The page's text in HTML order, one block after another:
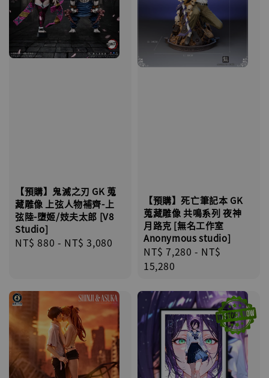
【預購】鬼滅之刃 GK 蒐
藏雕像 上弦人物補齊-上
弦陸-墮姬/妓夫太郎 [V8
Studio]
Regular
NT$ 880 - NT$ 3,080
【預購】死亡筆記本 GK
蒐藏雕像 共鳴系列 夜神
月路克 [無名工作室
Anonymous studio]
Regular
price
NT$ 7,280 - NT$
15,280